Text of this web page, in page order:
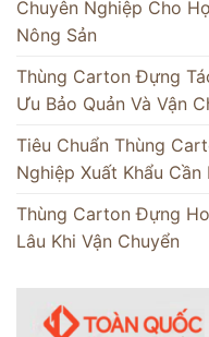
Chuyên Nghiệp Cho
Nông Sản
Thùng Carton Đựng
Ưu Bảo Quản Và Vận
Tiêu Chuẩn Thùng
Nghiệp Xuất Khẩu Cần
Thùng Carton Đựng
Lâu Khi Vận Chuyển